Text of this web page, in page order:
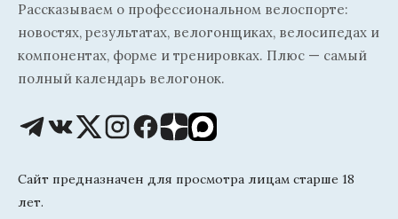
Рассказываем о профессиональном велоспорте:
новостях, результатах, велогонщиках, велосипедах и
компонентах, форме и тренировках. Плюс — самый
полный календарь велогонок.
Сайт предназначен для просмотра лицам старше 18
лет.